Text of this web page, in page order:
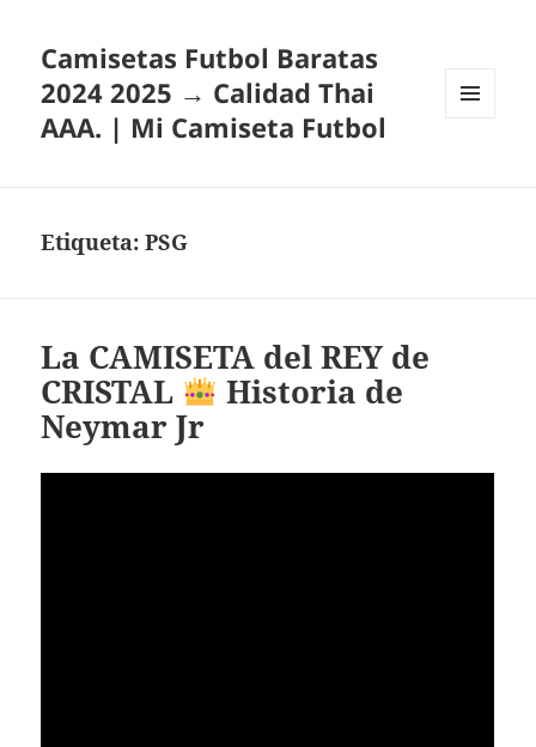
Camisetas Futbol Baratas
2024 2025 → Calidad Thai
AAA. | Mi Camiseta Futbol
Etiqueta:PSG
La CAMISETA del REY de
CRISTAL
Historia de
Neymar Jr